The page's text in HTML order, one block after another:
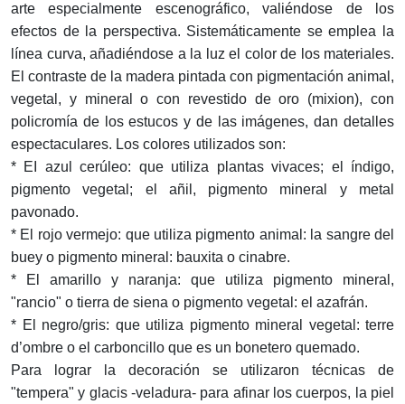
arte especialmente escenográfico, valiéndose de los
efectos de la perspectiva. Sistemáticamente se emplea la
línea curva, añadiéndose a la luz el color de los materiales.
El contraste de la madera pintada con pigmentación animal,
vegetal, y mineral o con revestido de oro (mixion), con
policromía de los estucos y de las imágenes, dan detalles
espectaculares. Los colores utilizados son:
* EI azul cerúleo: que utiliza plantas vivaces; el índigo,
pigmento vegetal; el añil, pigmento mineral y metal
pavonado.
* El rojo vermejo: que utiliza pigmento animal: la sangre del
buey o pigmento mineral: bauxita o cinabre.
* El amarillo y naranja: que utiliza pigmento mineral,
"rancio" o tierra de siena o pigmento vegetal: el azafrán.
* El negro/gris: que utiliza pigmento mineral vegetal: terre
d’ombre o el carboncillo que es un bonetero quemado.
Para lograr la decoración se utilizaron técnicas de
"tempera" y glacis -veladura- para afinar los cuerpos, la piel